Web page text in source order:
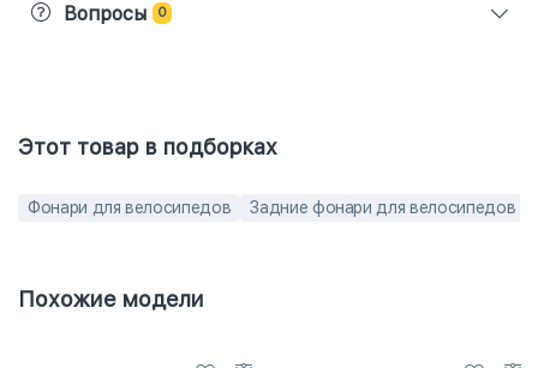
Вопросы 0
Этот товар в подборках
Фонари для велосипедов Задние фонари для велосипедов
Похожие модели